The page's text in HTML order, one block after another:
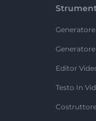
Editor
Testo In